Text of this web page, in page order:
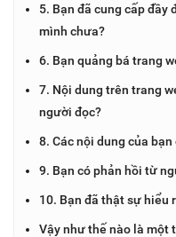
5. Bạn đã cung cấp đầy
mình chưa?
6. Bạn quảng bá trang
7. Nội dung trên trang
người đọc?
8. Các nội dung của
9. Bạn có phản hồi từ
10. Bạn đã thật sự hiểu
Vậy như thế nào là một